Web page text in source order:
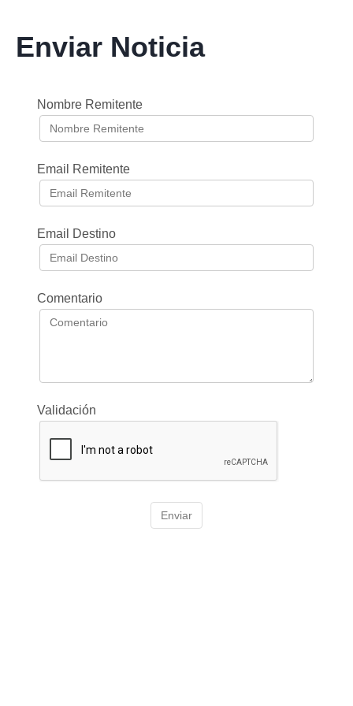
Enviar Noticia
Nombre Remitente
Email Remitente
Email Destino
Comentario
Validación